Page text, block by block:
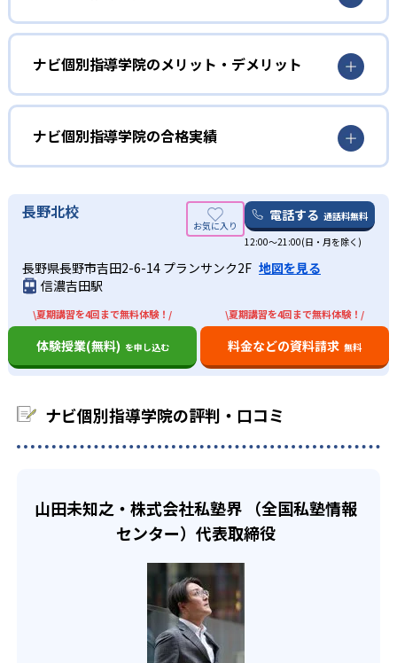
出典：ナビ個別指導学院
ナビ個別指導学院の講師は、子どもの小さな頑張りを見逃
さず、ほめることで、子どものやる気を引き出すという学
習方針をとっている。勉強のやり方が分からずに勉強嫌い
題が解けたらほめることで、勉強が楽しくなる。やる気が
計画を策定。以下のような授業サイクルを繰り返す。
個別授業（1vs2で、講師の授業を受ける）
確認・やり直し（答え合わせをして先生と内容を確
認。基本を理解していないと判断した場合は、前の
単元へさかのぼり、繰り返し教える）
小学生
学習習慣の定着をしたい子ども向け
小学生については、学習習慣を定着させたい、苦手科目を
なくしたい、という子どもに向いている。コーチングのテ
クニックにより、やる気を引き出して、勉強に取り組む姿
勢づくりを手助けする。開校時間中は自習室を無料でいつ
でも利用が可能で、自宅では集中して勉強できない子ども
にとっても便利だ。
中学生
学校の成績を伸ばしたい子ども向け
ナビ個別指導学院で最も強みがあるのが中学生の学校での
成績アップだ。「＋20点の成績保証」などを謳うなど、中
学校の定期テストの成績アップについてはノウハウを持っ
ており、中学校ごとの細やかな対応を心がけている。
高校生
子ども一人ひとりに合わせた学習カリキュラム・勉強方法
を組み立てることができるので、自分のペースで勉強でき
し、自分のペースで進めることで、受験対策ができる。個
別授業は、学校の授業の予習・復習、一人では解けない問
ナビ個別指導学院のメリット・デメリット
どんなメリットがある？
ナビ個別指導学院のメリットは、手頃な授業料で個別指導
を受けられること。学校の授業の補習や定期テストの対策
のほか、集団塾では理解度が足りない場合に利用するとい
った利用法もできる。
また、教室数が700以上あり、駅前に教室を構えていること
も多い。自習室も用意しているので、利用しやすい個別指
導塾といえるだろう。
中学生については、地域の中学校の定期テスト対策にきめ
細かく対応しており、成績保証制度もあるのが特徴だ。
どんなデメリットがある？
ナビ個別指導学院は、小学生コースの場合、基本はオリジ
書籍や、他塾のテキストによる授業ができない場合があ
る。詳細は各教室に問い合わせよう。
また、科目数が比較的少なめ。小学生「算国英」、中学生
制限がある。
ナビ個別指導学院の合格実績
ナビ個別指導学院は、サイトでは合格実績は公開していな
い。志望校への実績があるかどうかは、通う予定の教室に
他、多数合格
※2022年3月、当社調べ
長野北校 電話する 通話料無料
12:00～21:00(日・月を除く)
長野県長野市吉田2-6-14 プランサンク2F 地図を見る
信濃吉田駅
\夏期講習を4回まで無料体験！/
体験授業(無料) を申し込む
\夏期講習を4回まで無料体験！/
料金などの資料請求 無料
ナビ個別指導学院の評判・口コミ
山田未知之・株式会社私塾界 （全国私塾情報
センター）代表取締役